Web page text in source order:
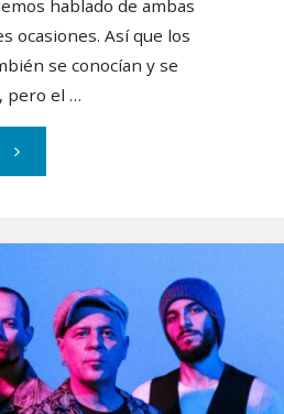
hablado de ambas
ocasiones. Así que los
se conocían y se
pero el …
"Luback
Tangerine
Flavour
sorprenden
con